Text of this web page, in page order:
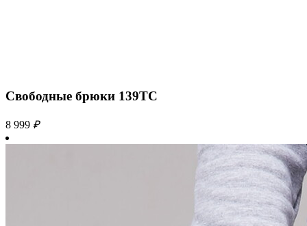
Свободные брюки 139TC
8 999 ₽